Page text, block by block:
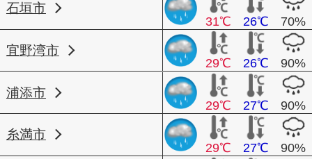
石垣市
31℃ 26℃ 70%
宜野湾市
29℃ 26℃ 90%
浦添市
29℃ 27℃ 90%
糸満市
29℃ 27℃ 90%